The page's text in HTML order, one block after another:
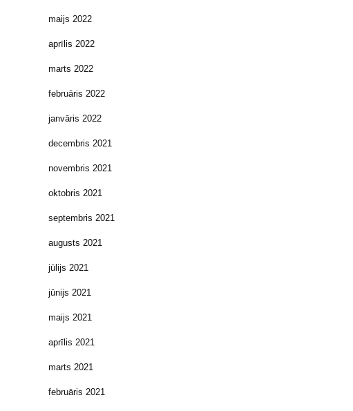
maijs 2022
aprīlis 2022
marts 2022
februāris 2022
janvāris 2022
decembris 2021
novembris 2021
oktobris 2021
septembris 2021
augusts 2021
jūlijs 2021
jūnijs 2021
maijs 2021
aprīlis 2021
marts 2021
februāris 2021